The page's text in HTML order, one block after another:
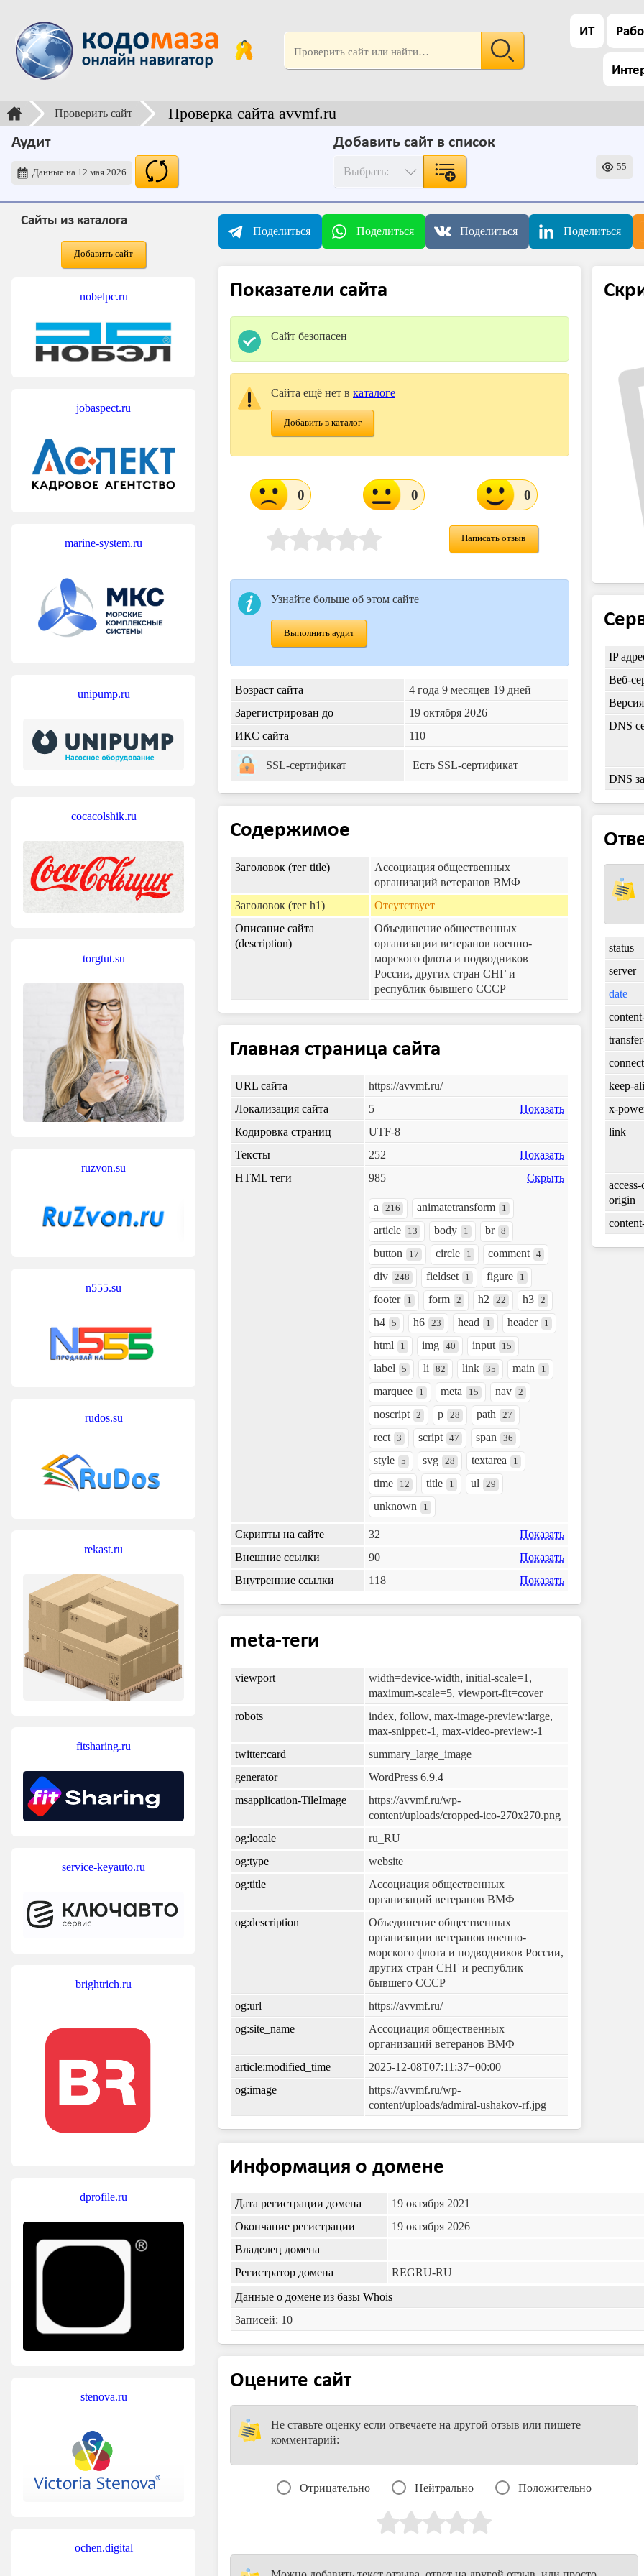
ИТ
Проверить сайт Проверка сайта avvmf.ru
Аудит
Данные на 12 мая 2026
Добавить сайт в список
55
Поделиться Поделиться Поделиться Поделиться
Показатели сайта
Сайт безопасен
Сайта ещё нет в каталоге
Добавить в каталог
0 0 0
Написать отзыв
Узнайте больше об этом сайте
Выполнить аудит
Возраст сайта
4 года 9 месяцев 19 дней
Зарегистрирован до
19 октября 2026
ИКС сайта
110
SSL-сертификат Есть SSL-сертификат
Содержимое
Заголовок (тег title)
Ассоциация общественных
организаций ветеранов ВМФ
Заголовок (тег h1)
Отсутствует
Описание сайта
(description)
Объединение общественных
организации ветеранов военно-
морского флота и подводников
России, других стран СНГ и
республик бывшего СССР
Главная страница сайта
URL сайта
https://avvmf.ru/
Локализация сайта
5
Показать
Кодировка страниц
UTF-8
Тексты
252
Показать
HTML теги
985 Скрыть
a 216 animatetransform 1
article 13 body 1 br 8
button 17 circle 1 comment 4
div 248 fieldset 1 figure 1
footer 1 form 2 h2 22 h3 2
h4 5 h6 23 head 1 header 1
html 1 img 40 input 15
label 5 li 82 link 35 main 1
marquee 1 meta 15 nav 2
noscript 2 p 28 path 27
rect 3 script 47 span 36
style 5 svg 28 textarea 1
time 12 title 1 ul 29
unknown 1
Скрипты на сайте 32
Показать
Внешние ссылки
90
Показать
Внутренние ссылки
118 Показать
meta-теги
viewport
width=device-width, initial-scale=1,
maximum-scale=5, viewport-fit=cover
robots
index, follow, max-image-preview:large,
max-snippet:-1, max-video-preview:-1
twitter:card
summary_large_image
generator
WordPress 6.9.4
msapplication-TileImage
https://avvmf.ru/wp-
content/uploads/cropped-ico-270x270.png
og:locale
ru_RU
og:type
website
og:title
Ассоциация общественных
организаций ветеранов ВМФ
og:description
Объединение общественных
организации ветеранов военно-
морского флота и подводников России,
других стран СНГ и республик
бывшего СССР
og:url
https://avvmf.ru/
og:site_name
Ассоциация общественных
организаций ветеранов ВМФ
article:modified_time
2025-12-08T07:11:37+00:00
og:image
https://avvmf.ru/wp-
content/uploads/admiral-ushakov-rf.jpg
IP
Веб-
DNS
DNS
status
server
date
keep-
x-
link
origin
Информация о домене
Дата регистрации домена
19 октября 2021
Окончание регистрации
19 октября 2026
Владелец домена
Регистратор домена
REGRU-RU
Данные о домене из базы Whois
Записей: 10
Оцените сайт
Не ставьте оценку если отвечаете на другой отзыв или пишете
комментарий:
Отрицательно Нейтрально Положительно
Сайты из каталога
Добавить сайт
nobelpc.ru
jobaspect.ru
marine-system.ru
unipump.ru
cocacolshik.ru
torgtut.su
ruzvon.su
n555.su
rudos.su
rekast.ru
fitsharing.ru
service-keyauto.ru
brightrich.ru
dprofile.ru
stenova.ru
ochen.digital